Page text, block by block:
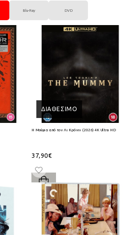
Blu-Ray DVD
ΔΙΑΘΈΣΙΜΟ
Η Μούμια από τον Λι Κρόνιν (2026) 4K Ultra HD
37,90€